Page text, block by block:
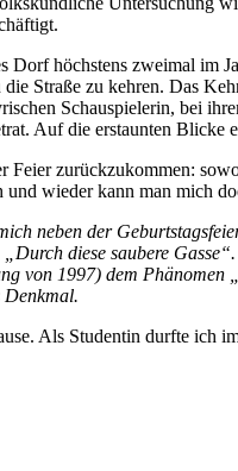
Dorf höchstens zweimal im
Straße zu kehren. Das
Schauspielerin, bei
Auf die erstaunten Blicke
zurückzukommen:
wieder kann man mich
neben der
diese saubere Gasse“.
von 1997) dem
Denkmal.
Als Studentin durfte ich